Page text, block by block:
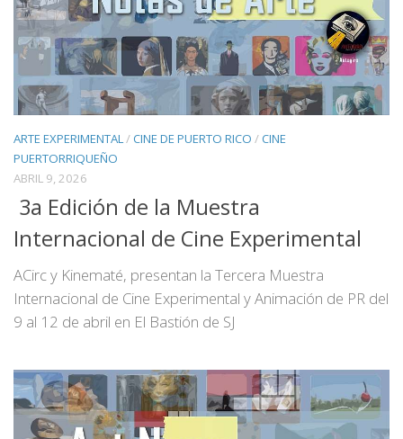
ARTE EXPERIMENTAL/CINE DE PUERTO RICO /CINE
PUERTORRIQUEÑO
ABRIL 9, 2026
3a Edición de la Muestra
Internacional de Cine Experimental
ACirc y Kinematé, presentan la Tercera Muestra
Internacional de Cine Experimental y Animación de PR del
9 al 12 de abril en El Bastión de SJ